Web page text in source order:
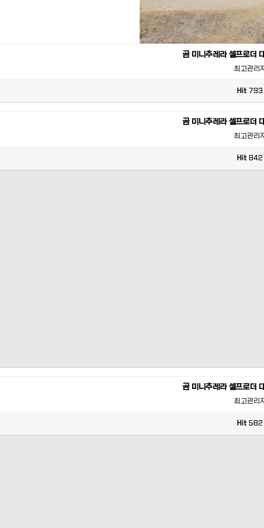
곰 미니추레라 셀프로더
최고관리
Hit 793
곰 미니추레라 셀프로더
최고관리
Hit 842
곰 미니추레라 셀프로더
최고관리
Hit 582